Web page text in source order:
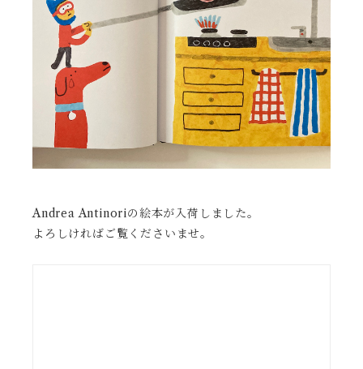
Andrea Antinoriの絵本が入荷しました。
よろしければご覧くださいませ。